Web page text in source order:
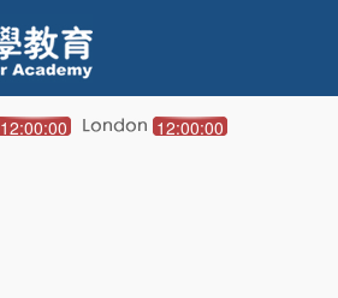
12:00:00 12:00:00